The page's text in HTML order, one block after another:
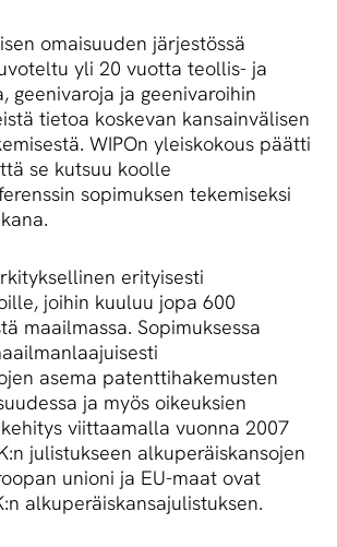
omaisuuden järjestössä
yli 20 vuotta teollis- ja
geenivaroja ja geenivaroihin
tietoa koskevan kansainvälisen
WIPOn yleiskokous päätti
se kutsuu koolle
sopimuksen tekemiseksi
erityisesti
joihin kuuluu jopa 600
maailmassa. Sopimuksessa
asema patenttihakemusten
ja myös oikeuksien
viittaamalla vuonna 2007
julistukseen alkuperäiskansojen
unioni ja EU-maat ovat
alkuperäiskansajulistuksen.